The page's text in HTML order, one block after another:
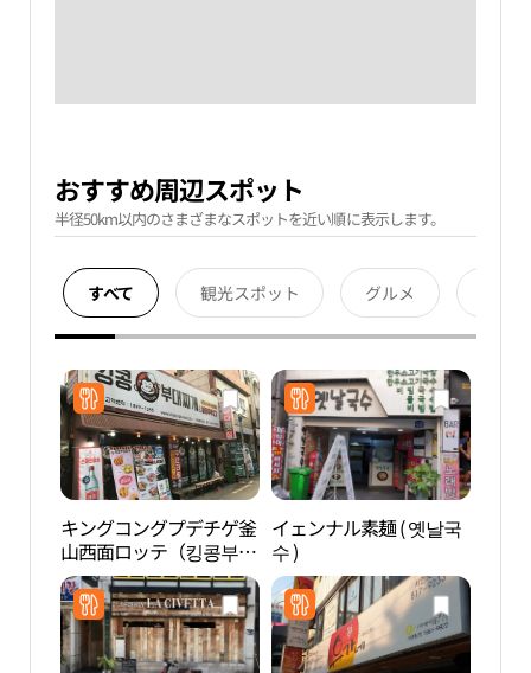
おすすめ周辺スポット
半径50km以内のさまざまなスポットを近い順に表示します。
すべて 観光スポット グルメ
キングコングプデチゲ釜
山西面ロッテ（킹콩부대
찌개 부산서면롯데）
イェンナル素麺 ( 옛날국
수 )